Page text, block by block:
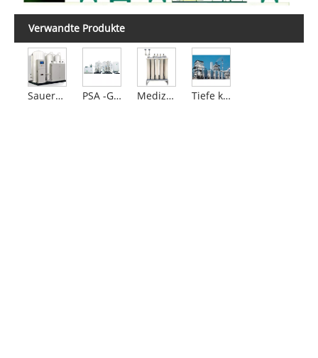
Verwandte Produkte
Sauerstoffgenerator PSA -Generator Medizinisches flüssiges Sauerstoffsystem Tiefe kühlende Argoneinheit